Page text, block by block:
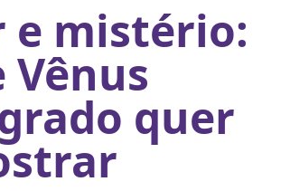
e mistério:
Vênus
quer